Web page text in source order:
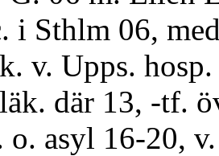
Sthlm 06,
v. Upps.
där 13, -tf.
o. asyl 16-20,